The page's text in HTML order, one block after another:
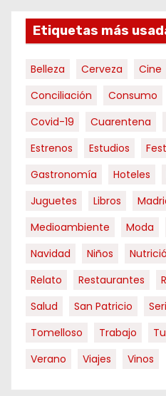
i
ó
d
e
e
n
t
r
d
a
Etiquetas más
Belleza Cerveza Cine
Conciliación
Consumo
Covid-19
Cuarentena
Estrenos
Estudios
Gastronomía
Hoteles
Juguetes
Libros
Medioambiente
Moda
Navidad
Niños
Relato
Restaurantes
Salud
San Patricio
Tomelloso
Trabajo
Verano
Viajes Vinos